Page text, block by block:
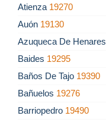
Atienza 19270
Auón 19130
Azuqueca De Henares
Baides 19295
Baños De Tajo 19390
Bañuelos 19276
Barriopedro 19490